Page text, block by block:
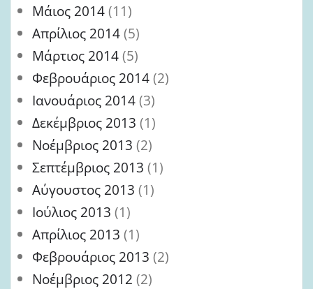
Μάιος 2014(11)
Απρίλιος 2014(5)
Μάρτιος 2014(5)
Φεβρουάριος 2014(2)
Ιανουάριος 2014(3)
Δεκέμβριος 2013 (1)
Νοέμβριος 2013 (2)
Σεπτέμβριος 2013 (1)
Αύγουστος 2013 (1)
Ιούλιος 2013 (1)
Απρίλιος 2013 (1)
Φεβρουάριος 2013 (2)
Νοέμβριος 2012 (2)